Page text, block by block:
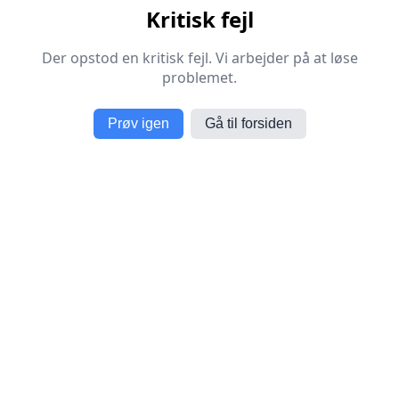
Kritisk fejl
Der opstod en kritisk fejl. Vi arbejder på at løse
problemet.
Prøv igen Gå til forsiden